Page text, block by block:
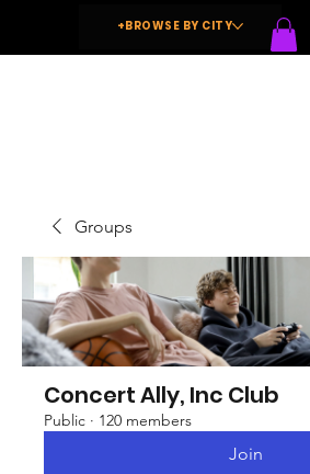
+BROWSE BY CITY
Groups
Concert Ally, Inc Club
Public · 120 members
Join